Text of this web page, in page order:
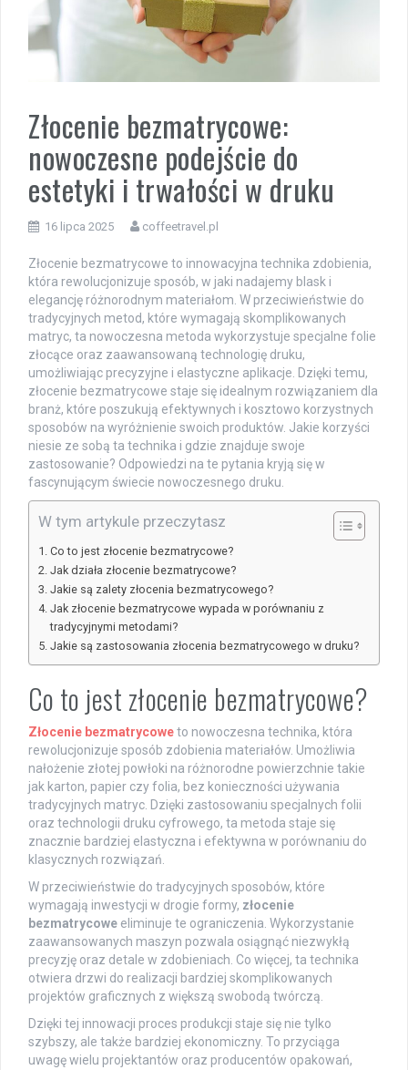
Złocenie bezmatrycowe:
nowoczesne podejście do
estetyki i trwałości w druku
16 lipca 2025 coffeetravel.pl
Złocenie bezmatrycowe to innowacyjna technika zdobienia,
która rewolucjonizuje sposób, w jaki nadajemy blask i
elegancję różnorodnym materiałom. W przeciwieństwie do
tradycyjnych metod, które wymagają skomplikowanych
matryc, ta nowoczesna metoda wykorzystuje specjalne folie
złocące oraz zaawansowaną technologię druku,
umożliwiając precyzyjne i elastyczne aplikacje. Dzięki temu,
złocenie bezmatrycowe staje się idealnym rozwiązaniem dla
branż, które poszukują efektywnych i kosztowo korzystnych
sposobów na wyróżnienie swoich produktów. Jakie korzyści
niesie ze sobą ta technika i gdzie znajduje swoje
zastosowanie? Odpowiedzi na te pytania kryją się w
fascynującym świecie nowoczesnego druku.
W tym artykule przeczytasz
Co to jest złocenie bezmatrycowe?
Jak działa złocenie bezmatrycowe?
Jakie są zalety złocenia bezmatrycowego?
Jak złocenie bezmatrycowe wypada w porównaniu z
tradycyjnymi metodami?
Jakie są zastosowania złocenia bezmatrycowego w druku?
Co to jest złocenie bezmatrycowe?
Złocenie bezmatrycoweto nowoczesna technika, która
rewolucjonizuje sposób zdobienia materiałów. Umożliwia
nałożenie złotej powłoki na różnorodne powierzchnie takie
jak karton, papier czy folia, bez konieczności używania
tradycyjnych matryc. Dzięki zastosowaniu specjalnych folii
oraz technologii druku cyfrowego, ta metoda staje się
znacznie bardziej elastyczna i efektywna w porównaniu do
klasycznych rozwiązań.
W przeciwieństwie do tradycyjnych sposobów, które
wymagają inwestycji w drogie formy, złocenie
bezmatrycowe eliminuje te ograniczenia. Wykorzystanie
zaawansowanych maszyn pozwala osiągnąć niezwykłą
precyzję oraz detale w zdobieniach. Co więcej, ta technika
otwiera drzwi do realizacji bardziej skomplikowanych
projektów graficznych z większą swobodą twórczą.
Dzięki tej innowacji proces produkcji staje się nie tylko
szybszy, ale także bardziej ekonomiczny. To przyciąga
uwagę wielu projektantów oraz producentów opakowań,